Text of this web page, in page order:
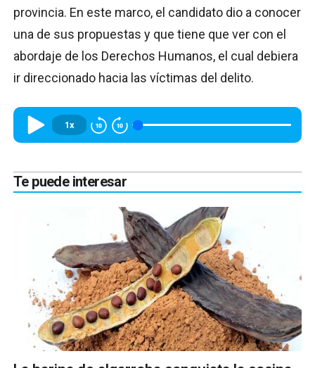
provincia. En este marco, el candidato dio a conocer
una de sus propuestas y que tiene que ver con el
abordaje de los Derechos Humanos, el cual debiera
ir direccionado hacia las víctimas del delito.
1x
Te puede interesar